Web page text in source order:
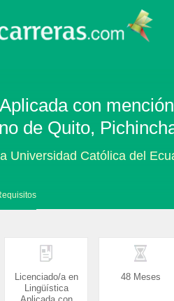
con
de Quito,
Universidad Católica del
Licenciado/a en
Lingüística
48 Meses